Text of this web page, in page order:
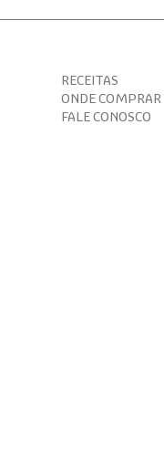
RECEITAS
ONDE COMPRAR
FALE CONOSCO